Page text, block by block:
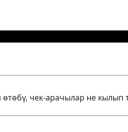
чек-арачылар не кылып